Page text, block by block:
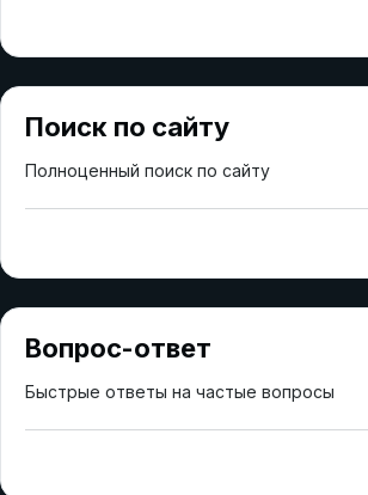
Поиск по сайту
Полноценный поиск по сайту
Вопрос-ответ
Быстрые ответы на частые вопросы